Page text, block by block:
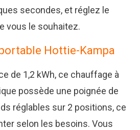
secondes, et réglez le
vous le souhaitez.
Hottie-Kampa
de 1,2 kWh, ce chauffage à
possède une poignée de
réglables sur 2 positions, ce
selon les besoins. Vous